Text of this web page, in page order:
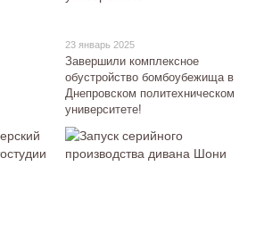
23 январь 2025
Завершили комплексное
обустройство бомбоубежища в
Днепровском политехническом
университете!